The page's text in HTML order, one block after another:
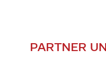
PARTNER